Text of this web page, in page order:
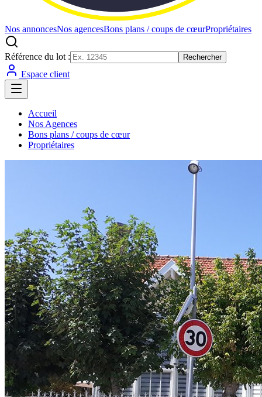
Nos annoncesNos agencesBons plans / coups de cœurPropriétaires
Référence du lot : Rechercher
Espace client
Accueil
Nos Agences
Bons plans / coups de cœur
Propriétaires